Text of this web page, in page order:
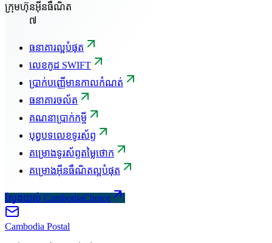
ក្រុមហ៊ុនអ៊ីនធឺណិត
៧
ធនាគារល្អបំផុត
លេខកូដ SWIFT
ប្រាក់បញ្ញើមានកាលកំណត់
ធនាគារចល័ត
គណនាប្រាក់កម្ចី
បុព្វបទលេខទូរស័ព្ទ
គម្រោងទូរស័ព្ទតម្លៃថោក
គម្រោងអ៊ីនធឺណិតល្អបំផុត
ស្វែងយល់ CambodiaChoice
Cambodia Postal